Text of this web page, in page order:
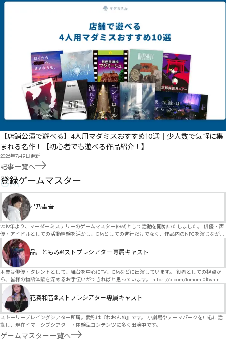
【店舗公演で遊べる】4人用マダミスおすすめ10選｜少人数で気軽に集
まれる名作！【初心者でも遊べる作品紹介！】
2026年7月9日更新
記事一覧へ
GM
登録ゲームマスター
星乃圭吾
2019年より、マーダーミステリーのゲームマスター(GM)として活動を開始いたしました。 俳優・声
優・アイドルとしての活動経験を活かし、GMとしての進行だけでなく、作品内のNPCを演じなが
ら、お客様に物語の世界へ入り込んでいただくような演出・サービスを得意としています。 自分自
身でも作品制作を行っているので、作家さんが作品に込めた想いや意図を大切にしながら、その作
品の魅力をお客様に届けられるような公演を心がけています。 参加してくださる皆様がどんなエン
ディングを迎えるのか、どんな物語が生まれるのかを想像しながら、公演を進めていく時間が本当
に大好きです！ 対応可能作品は、オフライン（対面）作品のみとなります。 得意分野をひとつ挙げ
るなら恋愛もの（恋愛要素を含むシナリオ）ですが、ファンタジー、デスゲーム、青春ものなど、
ジャンルを問わず幅広く対応可能です！お任せください！ 《所属団体・店舗》 ★ Lanbelysma -ラン
ビリズマ- (代表・制作・GM) ★ ストーリープレイングシアター (GM) ★ フィネガンズ ウェイク
(GM)
品川ともみ@ストプレシアター専属キャスト
本業は俳優・タレントとして、舞台を中心にTV、CMなどに出演しています。 役者としての視点か
ら、皆様の物語体験を深めるお手伝いができればと思っています。 https://x.com/tomomi018shin?
s=11 活動内容はSNSにて投稿しています。 SPT所属。 ストーリープレイングシアター「星詠みの
標」にてGMデビュー。 ボードゲーム×体感型演劇 イマーシブカフェ「コアクト」(不定期開催)出
演中。
花奏和音@ストプレシアター専属キャスト
ストーリープレイングシアター所属。愛称は『わおんぬ』です。 小劇場やテーマパークを中心に活
動し、現在イマーシブシアター・体験型コンテンツに多く出演中です。
ゲームマスター一覧へ